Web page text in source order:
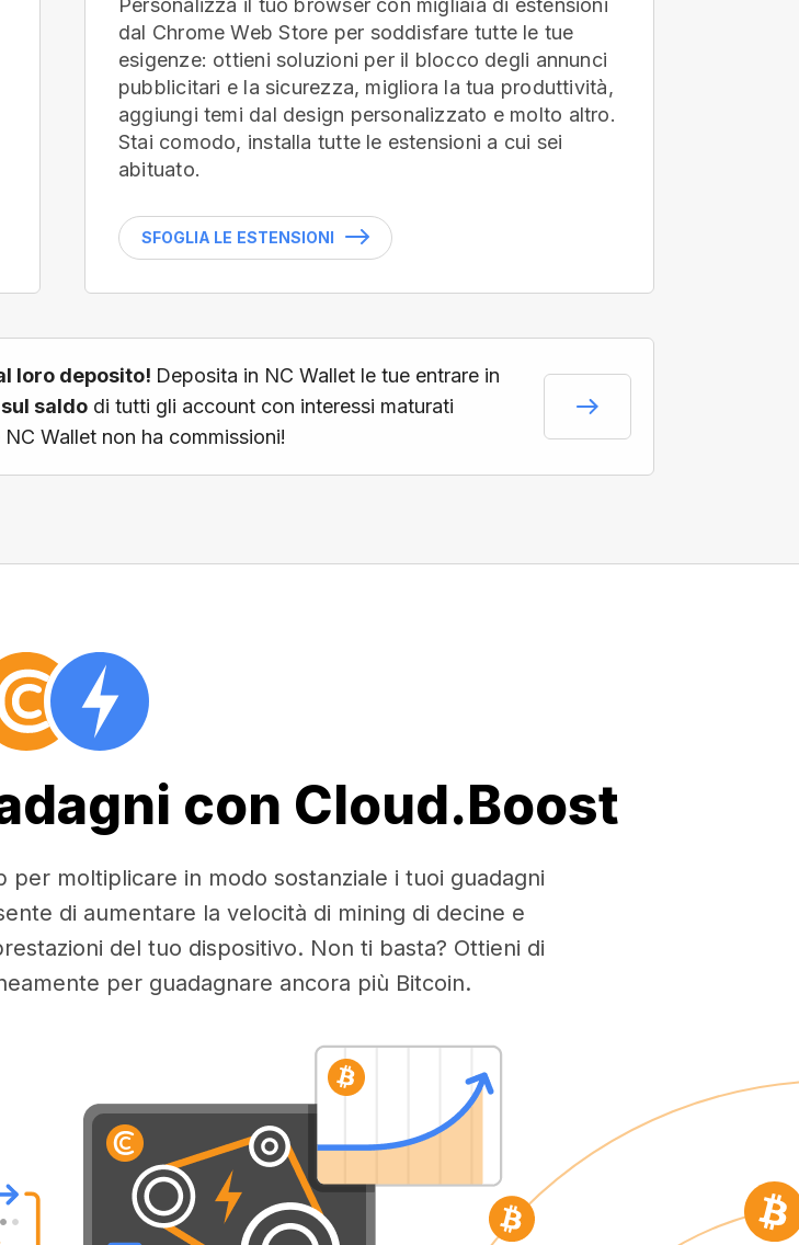
Personalizza il tuo browser con migliaia di estensioni
dal Chrome Web Store per soddisfare tutte le tue
esigenze: ottieni soluzioni per il blocco degli annunci
pubblicitari e la sicurezza, migliora la tua produttività,
aggiungi temi dal design personalizzato e molto altro.
Stai comodo, installa tutte le estensioni a cui sei
abituato.
SFOGLIA LE ESTENSIONI
loro deposito! Deposita in NC Wallet le tue entrare in
saldo di tutti gli account con interessi maturati
Wallet non ha commissioni!
con Cloud.Boost
per moltiplicare in modo sostanziale i tuoi guadagni
di aumentare la velocità di mining di decine e
del tuo dispositivo. Non ti basta? Ottieni di
per guadagnare ancora più Bitcoin.